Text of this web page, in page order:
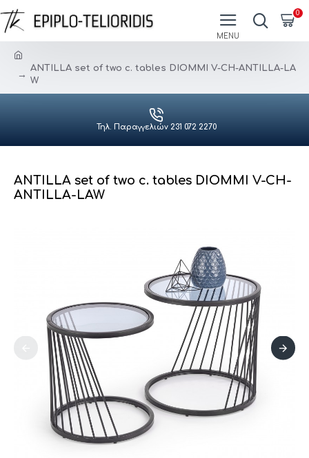
0
ANTILLA set of two c. tables DIOMMI V-CH-ANTILLA-LA
W
Τηλ. Παραγγελιών 231 072 2270
ANTILLA set of two c. tables DIOMMI V-CH-
ANTILLA-LAW